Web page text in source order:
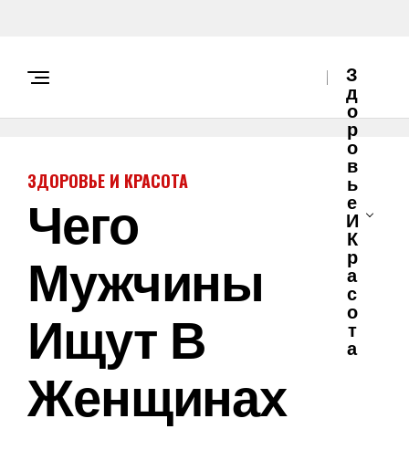
З
Д
О
Р
О
В
Ь
Е
И
К
Р
А
С
О
Т
А
ЗДОРОВЬЕ И КРАСОТА
Чего
Мужчины
Ищут В
Женщинах